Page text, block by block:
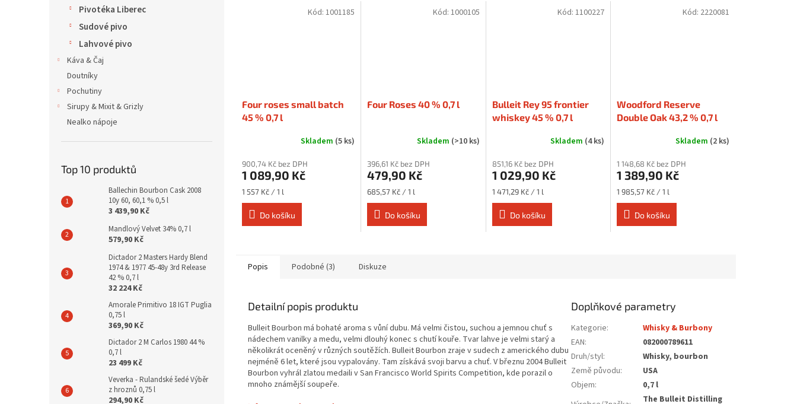
Pivotéka Liberec
Sudové pivo
Lahvové pivo
Káva & Čaj
Doutníky
Pochutiny
Sirupy & Mixit & Grizly
Nealko nápoje
Top 10 produktů
Ballechin Bourbon Cask 2008
10y 60, 60,1 % 0,5 l
3 439,90 Kč
Mandlový Velvet 34% 0,7 l
579,90 Kč
Dictador 2 Masters Hardy Blend
1974 & 1977 45-48y 3rd Release
42 % 0,7 l
32 224 Kč
Amorale Primitivo 18 IGT Puglia
0,75 l
369,90 Kč
Dictador 2 M Carlos 1980 44 %
0,7 l
23 499 Kč
Veverka - Rulandské šedé Výběr
z hroznů 0,75 l
294,90 Kč
Four roses small batch
45 % 0,7 l
Skladem (5 ks)
900,74 Kč bez DPH
1 089,90 Kč
Měrná
cena:
1 557 Kč / 1 l
Do košíku
Kód: 1001185
Four Roses 40 % 0,7 l
Skladem (>10 ks)
396,61 Kč bez DPH
479,90 Kč
Měrná
cena:
685,57 Kč / 1 l
Do košíku
Kód: 1000105
Bulleit Rey 95 frontier
whiskey 45 % 0,7 l
Skladem (4 ks)
851,16 Kč bez DPH
1 029,90 Kč
Měrná
cena:
1 471,29 Kč / 1 l
Do košíku
Kód:1100227
Woodford Reserve
Double Oak 43,2 % 0,7 l
Skladem (2 ks)
1 148,68 Kč bez DPH
1 389,90 Kč
Měrná
cena:
1 985,57 Kč / 1 l
Do košíku
Kód: 2220081
Popis Podobné (3) Diskuze
Detailní popis produktu
Bulleit Bourbon má bohaté aroma s vůní dubu. Má velmi čistou, suchou a jemnou chuť s
nádechem vanilky a medu, velmi dlouhý konec s chutí kouře. Tvar lahve je velmi starý a
několikrát oceněný v různých soutěžích. Bulleit Bourbon zraje v sudech z amerického dubu
nejméně 6 let, které jsou vypalovány. Tam získává svoji barvu a chuť. V březnu 2004 Bulleit
Bourbon vyhrál zlatou medaili v San Francisco World Spirits Competition, kde porazil o
mnoho známější soupeře.
Doplňkové parametry
Kategorie:
Whisky & Burbony
EAN:
082000789611
Druh/styl:
Whisky, bourbon
Země původu:
USA
Objem:
0,7 l
The Bulleit Distilling